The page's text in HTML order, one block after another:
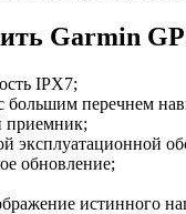
Garmin
IPX7;
большим перечнем
приемник;
эксплуатационной
обновление;
истинного